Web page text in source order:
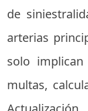
de
arterias
solo
multas,